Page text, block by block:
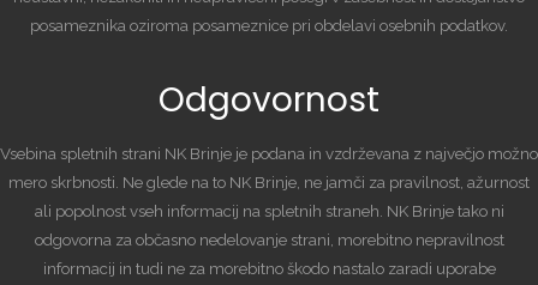
posameznika oziroma posameznice pri obdelavi osebnih podatkov.
Odgovornost
Vsebina spletnih strani NK Brinje je podana in vzdrževana z največjo možno
mero skrbnosti. Ne glede na to NK Brinje, ne jamči za pravilnost, ažurnost
ali popolnost vseh informacij na spletnih straneh. NK Brinje tako ni
odgovorna za občasno nedelovanje strani, morebitno nepravilnost
informacij in tudi ne za morebitno škodo nastalo zaradi uporabe